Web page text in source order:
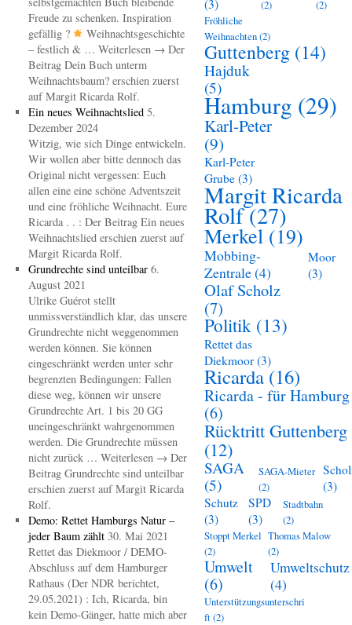
Freude zu schenken. Inspiration
gefällig ?
Weihnachtsgeschichte
– festlich & … Weiterlesen → Der
Beitrag Dein Buch unterm
Weihnachtsbaum? erschien zuerst
auf Margit Ricarda Rolf.
Ein neues Weihnachtslied 5.
Dezember 2024
Witzig, wie sich Dinge entwickeln.
Wir wollen aber bitte dennoch das
Original nicht vergessen: Euch
allen eine eine schöne Adventszeit
und eine fröhliche Weihnacht. Eure
Ricarda . . : Der Beitrag Ein neues
Weihnachtslied erschien zuerst auf
Margit Ricarda Rolf.
Grundrechte sind unteilbar 6.
August 2021
Ulrike Guérot stellt
unmissverständlich klar, das unsere
Grundrechte nicht weggenommen
werden können. Sie können
eingeschränkt werden unter sehr
begrenzten Bedingungen: Fallen
diese weg, können wir unsere
Grundrechte Art. 1 bis 20 GG
uneingeschränkt wahrgenommen
werden. Die Grundrechte müssen
nicht zurück … Weiterlesen → Der
Beitrag Grundrechte sind unteilbar
erschien zuerst auf Margit Ricarda
Rolf.
Demo: Rettet Hamburgs Natur –
jeder Baum zählt 30. Mai 2021
Rettet das Diekmoor / DEMO-
Abschluss auf dem Hamburger
Rathaus (Der NDR berichtet,
29.05.2021) : Ich, Ricarda, bin
kein Demo-Gänger, hatte mich aber
(3) (2)
(2)
Fröhliche
Weihnachten(2)
Guttenberg (14)
Hajduk
(5)
Hamburg (29)
Karl-Peter
(9)
Karl-Peter
Grube (3)
Margit Ricarda
Rolf(27)
Merkel (19)
Mobbing-
Zentrale(4)
Moor
(3)
Olaf Scholz
(7)
Politik (13)
Rettet das
Diekmoor (3)
Ricarda (16)
Ricarda - für Hamburg
(6)
Rücktritt Guttenberg
(12)
SAGA
(5)
SAGA-Mieter
(2)
(3)
Schutz
(3)
SPD
(3)
Stadtbahn
(2)
Stoppt Merkel
(2)
Thomas Malow
(2)
Umwelt
(6)
Umweltschutz
(4)
Unterstützungsunterschri
ft(2)